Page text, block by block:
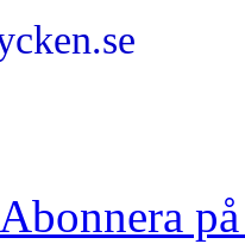
Abonnera